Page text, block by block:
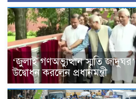
‘জুলাই গণঅভ্যুত্থান স্মৃতি জাদুঘর’
উদ্বোধন করলেন প্রধানমন্ত্রী